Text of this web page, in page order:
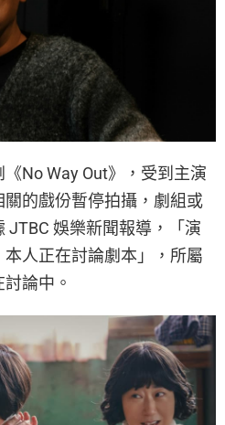
No Way Out》，受到主演
的戲份暫停拍攝，劇組或
JTBC 娛樂新聞報導，「演
人正在討論劇本」，所屬
論中。